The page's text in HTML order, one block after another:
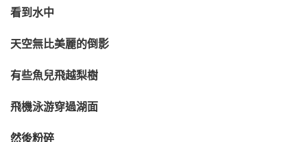
看到水中
天空無比美麗的倒影
有些魚兒飛越梨樹
飛機泳游穿過湖面
然後粉碎